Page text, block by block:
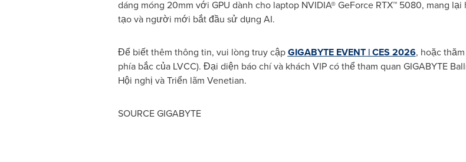
dáng móng 20mm với GPU dành cho laptop NVIDIA® GeForce RTX™ 5080, mang
tạo và người mới bắt đầu sử dụng AI.
Để biết thêm thông tin, vui lòng truy cậpGIGABYTE EVENT | CES 2026, hoặc
phía bắc của LVCC). Đại diện báo chí và khách VIP có thể tham quan GIGABYTE
Hội nghị và Triển lãm Venetian.
SOURCE GIGABYTE